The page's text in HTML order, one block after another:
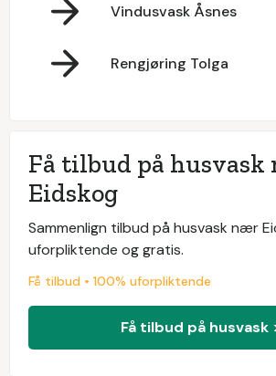
Vindusvask Åsnes
Rengjøring Tolga
Få tilbud på
Eidskog
Sammenlign tilbud på husvask nær
uforpliktende og gratis.
Få tilbud • 100% uforpliktende
Få tilbud på husvask